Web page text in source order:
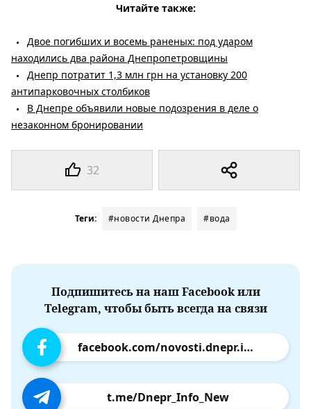
32
Читайте также:
Двое погибших и восемь раненых: под ударом
находились два района Днепропетровщины
Днепр потратит 1,3 млн грн на установку 200
антипарковочных столбиков
В Днепре объявили новые подозрения в деле о
незаконном бронировании
Теги: #новости Днепра #вода
Подпишитесь на наш Facebook или
Telegram, чтобы быть всегда на связи
facebook.com/novosti.dnepr.info
t.me/Dnepr_Info_New